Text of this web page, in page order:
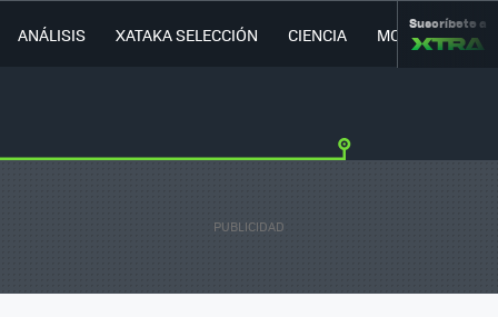
ANÁLISIS XATAKA SELECCIÓN CIENCIA MOVILIDAD
Suscríbete a